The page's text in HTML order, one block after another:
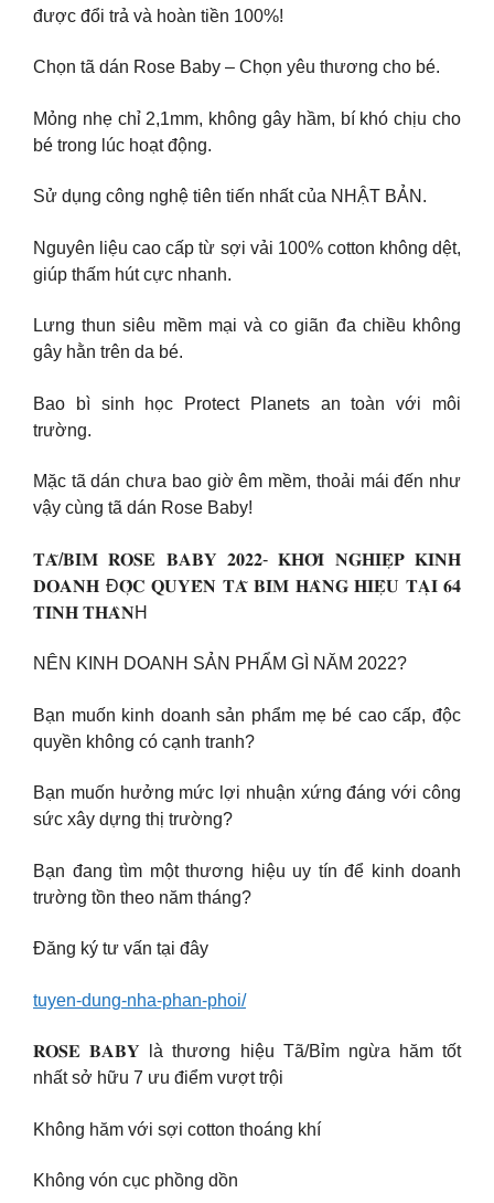
được đổi trả và hoàn tiền 100%!
Chọn tã dán Rose Baby – Chọn yêu thương cho bé.
Mỏng nhẹ chỉ 2,1mm, không gây hầm, bí khó chịu cho
bé trong lúc hoạt động.
Sử dụng công nghệ tiên tiến nhất của NHẬT BẢN.
Nguyên liệu cao cấp từ sợi vải 100% cotton không dệt,
giúp thấm hút cực nhanh.
Lưng thun siêu mềm mại và co giãn đa chiều không
gây hằn trên da bé.
Bao bì sinh học Protect Planets an toàn với môi
trường.
Mặc tã dán chưa bao giờ êm mềm, thoải mái đến như
vậy cùng tã dán Rose Baby!
𝐓𝐀̃/𝐁𝐈̉𝐌 𝐑𝐎𝐒𝐄 𝐁𝐀𝐁𝐘 𝟐𝟎𝟐𝟐- 𝐊𝐇𝐎̛̉𝐈 𝐍𝐆𝐇𝐈𝐄̣̂𝐏 𝐊𝐈𝐍𝐇
𝐃𝐎𝐀𝐍𝐇 Đ𝐎̣̂𝐂 𝐐𝐔𝐘𝐄̂̀𝐍 𝐓𝐀̃ 𝐁𝐈̉𝐌 𝐇𝐀̀𝐍𝐆 𝐇𝐈𝐄̣̂𝐔 𝐓𝐀̣𝐈 𝟔𝟒
𝐓𝐈̉𝐍𝐇 𝐓𝐇𝐀̀𝐍H
NÊN KINH DOANH SẢN PHẨM GÌ NĂM 2022?
Bạn muốn kinh doanh sản phẩm mẹ bé cao cấp, độc
quyền không có cạnh tranh?
Bạn muốn hưởng mức lợi nhuận xứng đáng với công
sức xây dựng thị trường?
Bạn đang tìm một thương hiệu uy tín để kinh doanh
trường tồn theo năm tháng?
Đăng ký tư vấn tại đây
tuyen-dung-nha-phan-phoi/
𝐑𝐎𝐒𝐄 𝐁𝐀𝐁𝐘 là thương hiệu Tã/Bỉm ngừa hăm tốt
nhất sở hữu 7 ưu điểm vượt trội
Không hăm với sợi cotton thoáng khí
Không vón cục phồng dồn